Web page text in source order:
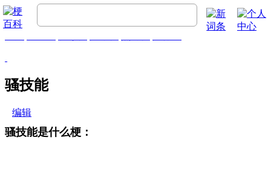
骚技能
编辑
骚技能是什么梗：